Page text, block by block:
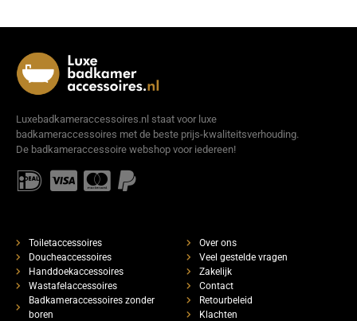
Luxebadkameraccessoires.nl staat voor luxe
badkameraccessoires met de beste prijs-kwaliteitsverhouding.
De badkameraccessoire webshop voor iedereen!
Toiletaccessoires
Doucheaccessoires
Handdoekaccessoires
Wastafelaccessoires
Badkameraccessoires zonder
boren
Over ons
Veel gestelde vragen
Zakelijk
Contact
Retourbeleid
Klachten